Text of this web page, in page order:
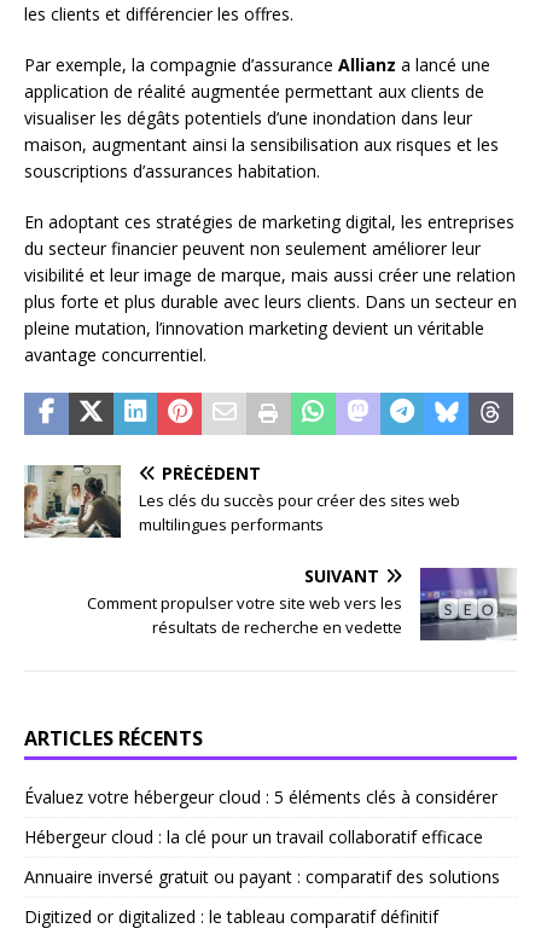
les clients et différencier les offres.
Par exemple, la compagnie d’assurance Allianz a lancé une
application de réalité augmentée permettant aux clients de
visualiser les dégâts potentiels d’une inondation dans leur
maison, augmentant ainsi la sensibilisation aux risques et les
souscriptions d’assurances habitation.
En adoptant ces stratégies de marketing digital, les entreprises
du secteur financier peuvent non seulement améliorer leur
visibilité et leur image de marque, mais aussi créer une relation
plus forte et plus durable avec leurs clients. Dans un secteur en
pleine mutation, l’innovation marketing devient un véritable
avantage concurrentiel.
PRÉCÉDENT
Les clés du succès pour créer des sites web
multilingues performants
SUIVANT
Comment propulser votre site web vers les
résultats de recherche en vedette
ARTICLES RÉCENTS
Évaluez votre hébergeur cloud : 5 éléments clés à considérer
Hébergeur cloud : la clé pour un travail collaboratif efficace
Annuaire inversé gratuit ou payant : comparatif des solutions
Digitized or digitalized : le tableau comparatif définitif